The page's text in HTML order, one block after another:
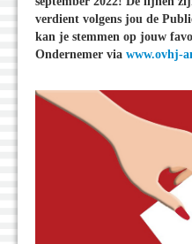
verdient volgens jou de
kan je stemmen op jouw
Ondernemer via www.ovhj-